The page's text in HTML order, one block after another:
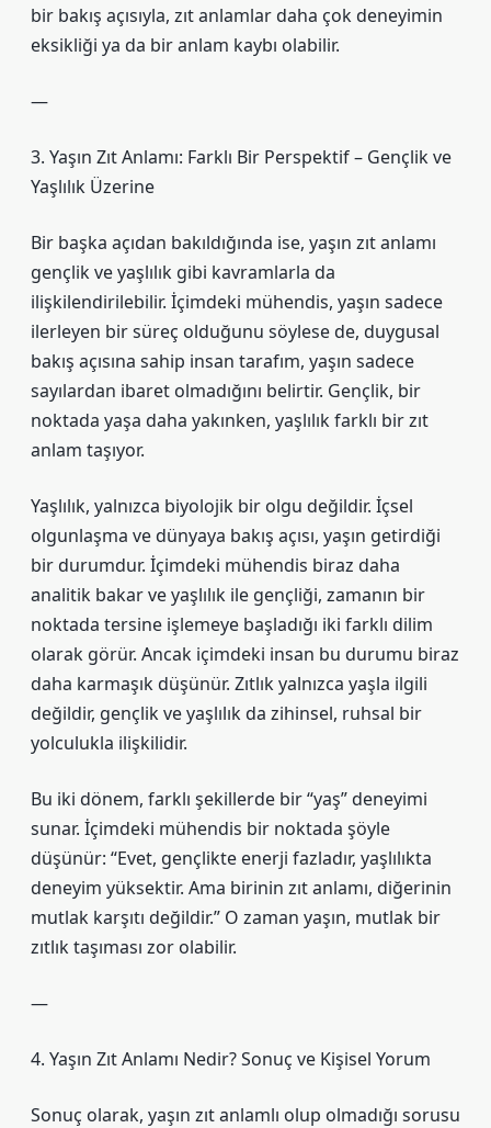
bir bakış açısıyla, zıt anlamlar daha çok deneyimin
eksikliği ya da bir anlam kaybı olabilir.
—
3. Yaşın Zıt Anlamı: Farklı Bir Perspektif – Gençlik ve
Yaşlılık Üzerine
Bir başka açıdan bakıldığında ise, yaşın zıt anlamı
gençlik ve yaşlılık gibi kavramlarla da
ilişkilendirilebilir. İçimdeki mühendis, yaşın sadece
ilerleyen bir süreç olduğunu söylese de, duygusal
bakış açısına sahip insan tarafım, yaşın sadece
sayılardan ibaret olmadığını belirtir. Gençlik, bir
noktada yaşa daha yakınken, yaşlılık farklı bir zıt
anlam taşıyor.
Yaşlılık, yalnızca biyolojik bir olgu değildir. İçsel
olgunlaşma ve dünyaya bakış açısı, yaşın getirdiği
bir durumdur. İçimdeki mühendis biraz daha
analitik bakar ve yaşlılık ile gençliği, zamanın bir
noktada tersine işlemeye başladığı iki farklı dilim
olarak görür. Ancak içimdeki insan bu durumu biraz
daha karmaşık düşünür. Zıtlık yalnızca yaşla ilgili
değildir, gençlik ve yaşlılık da zihinsel, ruhsal bir
yolculukla ilişkilidir.
Bu iki dönem, farklı şekillerde bir “yaş” deneyimi
sunar. İçimdeki mühendis bir noktada şöyle
düşünür: “Evet, gençlikte enerji fazladır, yaşlılıkta
deneyim yüksektir. Ama birinin zıt anlamı, diğerinin
mutlak karşıtı değildir.” O zaman yaşın, mutlak bir
zıtlık taşıması zor olabilir.
—
4. Yaşın Zıt Anlamı Nedir? Sonuç ve Kişisel Yorum
Sonuç olarak, yaşın zıt anlamlı olup olmadığı sorusu